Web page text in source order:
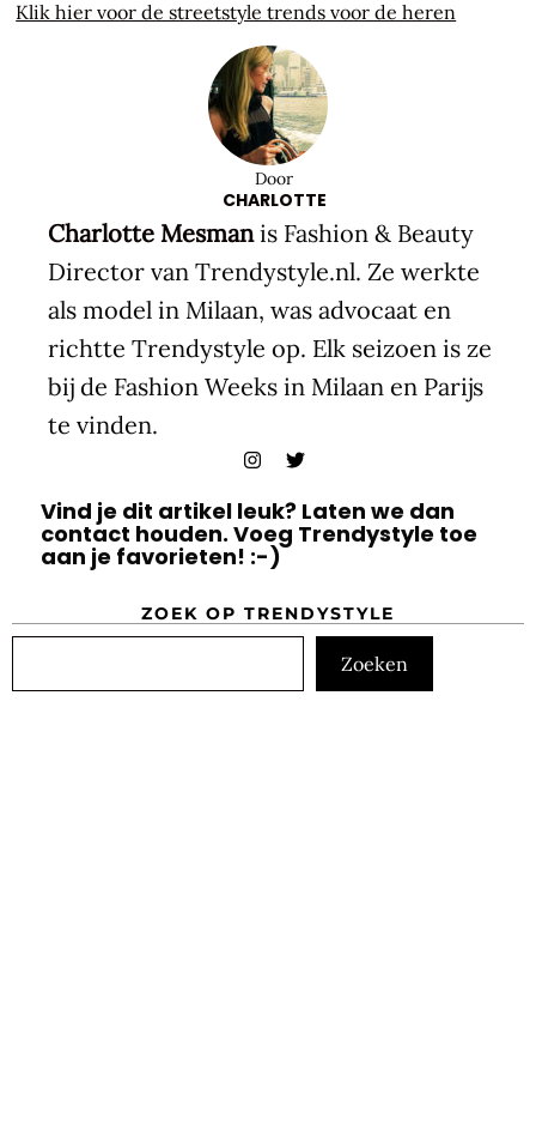
Klik hier voor de streetstyle trends voor de heren
Door
CHARLOTTE
Charlotte Mesmanis Fashion & Beauty
Director van Trendystyle.nl. Ze werkte
als model in Milaan, was advocaat en
richtte Trendystyle op. Elk seizoen is ze
bij de Fashion Weeks in Milaan en Parijs
te vinden.
Vind je dit artikel leuk? Laten we dan
contact houden. Voeg Trendystyle toe
aan je favorieten! :-)
ZOEK OP TRENDYSTYLE
Zoeken